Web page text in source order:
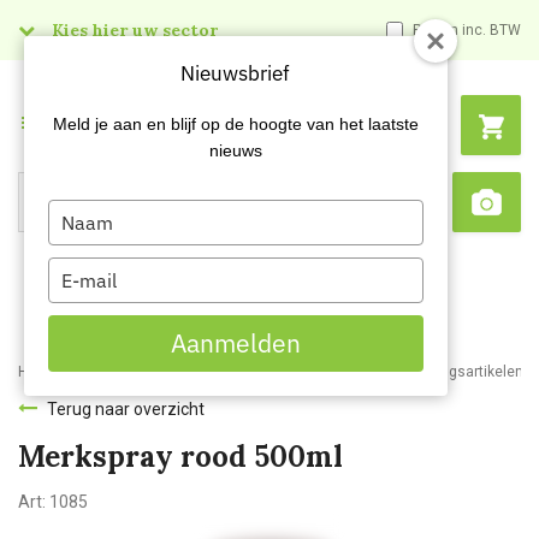
Kies hier uw sector Prijzen inc. BTW
Search
Menu
Home Webshop Veiligheidsartikelen Signalisatie Afbakeningsartikelen
Terug naar overzicht
Merkspray rood 500ml
Art: 1085
Nieuwsbrief
Meld je aan en blijf op de hoogte van het laatste
nieuws
Type
your
name
Type
your
email
Aanmelden